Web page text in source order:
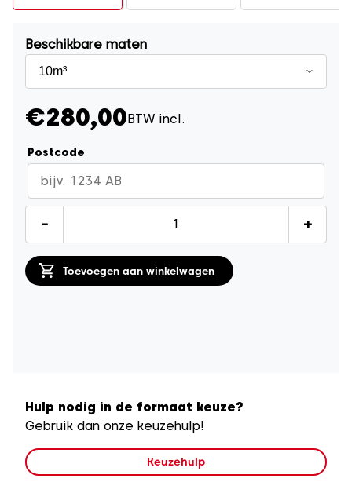
Beschikbare maten
€280,00BTW incl.
Postcode
quantity
- +
Toevoegen aan winkelwagen
Hulp nodig in de formaat keuze?
Gebruik dan onze keuzehulp!
Keuzehulp